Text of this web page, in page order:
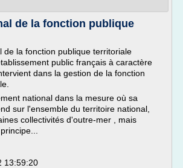
de la fonction publique
de la fonction publique territoriale
public français à caractère
dans la gestion de la fonction
national dans la mesure où sa
sur l'ensemble du territoire national,
collectivités d'outre-mer , mais
13:59:20